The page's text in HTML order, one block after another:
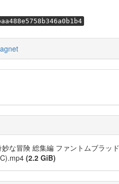
な冒険 総集編 ファントムブラッド
(2.2 GiB)